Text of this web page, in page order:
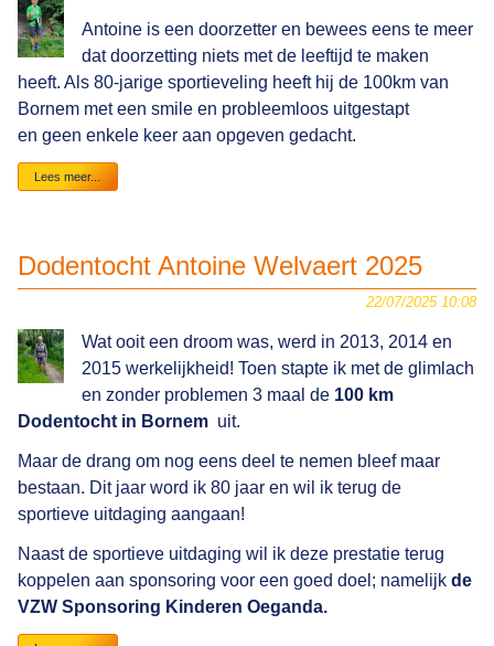
Antoine is een doorzetter en bewees eens te meer
dat doorzetting niets met de leeftijd te maken
heeft. Als 80-jarige sportieveling heeft hij de 100km van
Bornem met een smile en probleemloos uitgestapt
en geen enkele keer aan opgeven gedacht.
Lees meer...
Bornem
Dodentocht Antoine Welvaert 2025
22/07/2025 10:08
Wat ooit een droom was, werd in 2013, 2014 en
2015 werkelijkheid! Toen stapte ik met de glimlach
en zonder problemen 3 maal de 100 km
Dodentocht in Bornem uit.
Maar de drang om nog eens deel te nemen bleef maar
bestaan. Dit jaar word ik 80 jaar en wil ik terug de
sportieve uitdaging aangaan!
Naast de sportieve uitdaging wil ik deze prestatie terug
koppelen aan sponsoring voor een goed doel; namelijk de
VZW Sponsoring Kinderen Oeganda.